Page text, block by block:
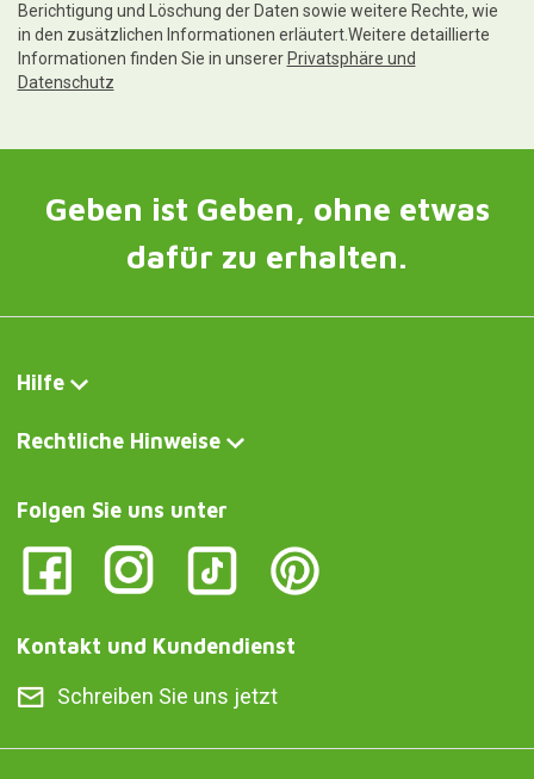
Berichtigung und Löschung der Daten sowie weitere Rechte, wie
in den zusätzlichen Informationen erläutert.Weitere detaillierte
Informationen finden Sie in unserer Privatsphäre und
Datenschutz
Geben ist Geben, ohne etwas
dafür zu erhalten.
Hilfe
Rechtliche Hinweise
Folgen Sie uns unter
Kontakt und Kundendienst
Schreiben Sie uns jetzt